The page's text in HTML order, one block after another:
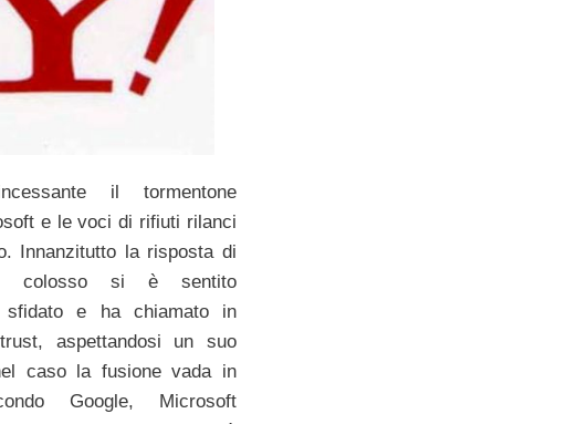
il tormentone
e le voci di rifiuti rilanci
Innanzitutto la risposta di
si è sentito
sfidato e ha chiamato in
aspettandosi un suo
caso la fusione vada in
Google, Microsoft